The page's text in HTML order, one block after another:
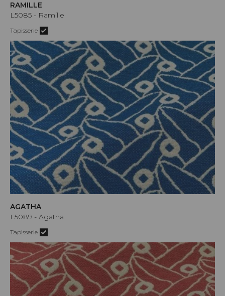
RAMILLE
L5085 - Ramille
Tapisserie
AGATHA
L5089 - Agatha
Tapisserie